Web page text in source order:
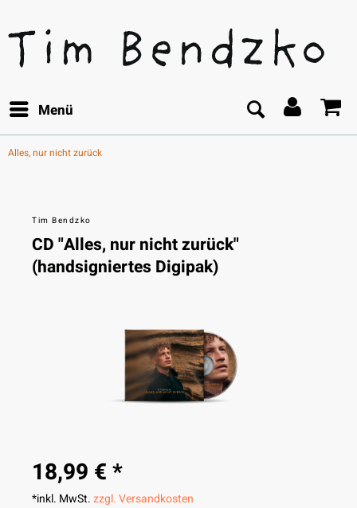
Menü
Alles, nur nicht zurück
Tim Bendzko
CD "Alles, nur nicht zurück"
(handsigniertes Digipak)
18,99 € *
*inkl. MwSt.zzgl. Versandkosten